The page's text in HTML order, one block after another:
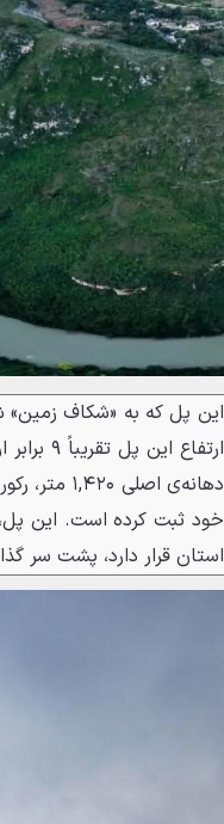
این پل که به «شکاف
دهانه‌ی اصلی ۱,۴۲۰ متر، رکورد
استان قرار دارد، پشت سر